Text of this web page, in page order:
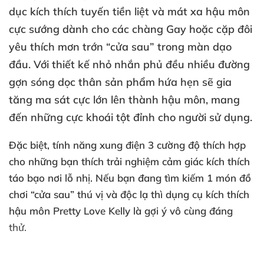
dục kích thích tuyến tiền liệt và mát xa hậu môn
cực sướng dành cho các chàng Gay hoặc cặp đôi
yêu thích mơn trớn “cửa sau” trong màn dạo
đầu. Với thiết kế nhỏ nhắn phủ đều nhiều đường
gợn sóng dọc thân sản phẩm hứa hẹn sẽ gia
tăng ma sát cực lớn lên thành hậu môn, mang
đến những cực khoái tột đỉnh cho người sử dụng.
Đặc biệt, tính năng xung điện 3 cường độ thích hợp
cho những bạn thích trải nghiệm cảm giác kích thích
táo bạo nơi lỗ nhị. Nếu bạn đang tìm kiếm 1 món đồ
chơi “cửa sau” thú vị và độc lạ thì dụng cụ kích thích
hậu môn Pretty Love Kelly là gợi ý vô cùng đáng
thử.